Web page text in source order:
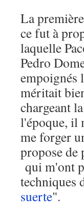
La
ce fut à
laquelle
Pedro
empoignés
méritait
chargeant la
l'époque, il
me forger
propose de
qui m'ont
techniques
suerte".